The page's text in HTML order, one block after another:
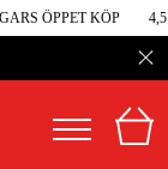
ÖPPET KÖP 4,5